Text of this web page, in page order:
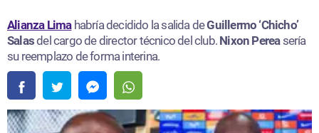
Alianza Limahabría decidido la salida deGuillermo ‘Chicho’
Salasdel cargo de director técnico del club. Nixon Pereasería
su reemplazo de forma interina.